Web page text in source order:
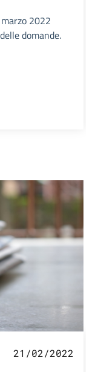
2022
domande.
21/02/2022